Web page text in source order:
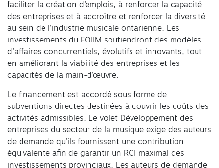
faciliter la création d’emplois, à renforcer la capacité
des entreprises et à accroître et renforcer la diversité
au sein de l’industrie musicale ontarienne. Les
investissements du FOIIM soutiendront des modèles
d’affaires concurrentiels, évolutifs et innovants, tout
en améliorant la viabilité des entreprises et les
capacités de la main-d’œuvre.
Le financement est accordé sous forme de
subventions directes destinées à couvrir les coûts des
activités admissibles. Le volet Développement des
entreprises du secteur de la musique exige des auteurs
de demande qu’ils fournissent une contribution
équivalente afin de garantir un RCI maximal des
investissements provinciaux. Les auteurs de demande